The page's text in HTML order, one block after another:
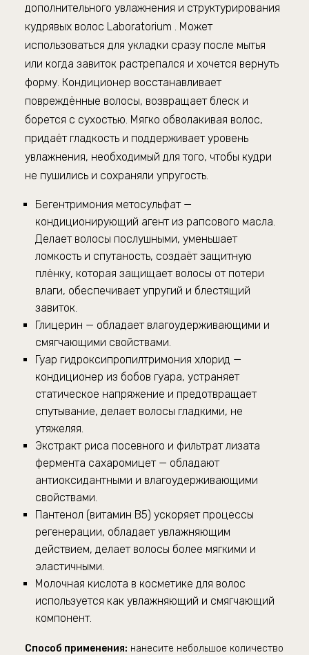
дополнительного увлажнения и структурирования
кудрявых волос Laboratorium . Может
использоваться для укладки сразу после мытья
или когда завиток растрепался и хочется вернуть
форму. Кондиционер восстанавливает
повреждённые волосы, возвращает блеск и
борется с сухостью. Мягко обволакивая волос,
придаёт гладкость и поддерживает уровень
увлажнения, необходимый для того, чтобы кудри
не пушились и сохраняли упругость.
Бегентримония метосульфат —
кондиционирующий агент из рапсового масла.
Делает волосы послушными, уменьшает
ломкость и спутаность, создаёт защитную
плёнку, которая защищает волосы от потери
влаги, обеспечивает упругий и блестящий
завиток.
Глицерин — обладает влагоудерживающими и
смягчающими свойствами.
Гуар гидроксипропилтримония хлорид —
кондиционер из бобов гуара, устраняет
статическое напряжение и предотвращает
спутывание, делает волосы гладкими, не
утяжеляя.
Экстракт риса посевного и фильтрат лизата
фермента сахаромицет — обладают
антиоксидантными и влагоудерживающими
свойствами.
Пантенол (витамин В5) ускоряет процессы
регенерации, обладает увлажняющим
действием, делает волосы более мягкими и
эластичными.
Молочная кислота в косметике для волос
используется как увлажняющий и смягчающий
компонент.
Способ применения: нанесите небольшое количество